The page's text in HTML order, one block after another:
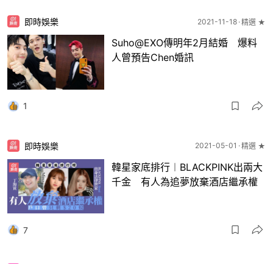
即時娛樂 2021-11-18 精選 ★
Suho@EXO傳明年2月結婚 爆料
人曾預告Chen婚訊
1
即時娛樂 2021-05-01 精選 ★
韓星家底排行︱BLACKPINK出兩大
千金 有人為追夢放棄酒店繼承權
7